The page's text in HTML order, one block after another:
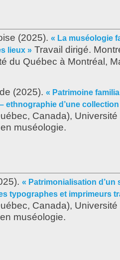
(2025). « La muséologie
lieux » Travail dirigé.
du Québec à Montréal,
(2025). « Patrimoine
ethnographie d’une
Canada),
muséologie.
« Patrimonialisation d’un
typographes et imprimeurs
Canada),
muséologie.